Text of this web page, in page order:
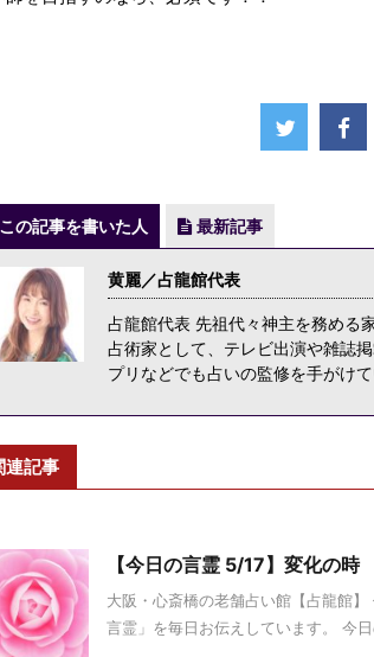
この記事を書いた人 最新記事
黄麗／占龍館代表
占龍館代表 先祖代々神主を務める
占術家として、テレビ出演や雑誌
プリなどでも占いの監修を手がけて
連記事
【今日の言霊 5/17】変化の時
大阪・心斎橋の老舗占い館【占龍館
言霊」を毎日お伝えしています。 今